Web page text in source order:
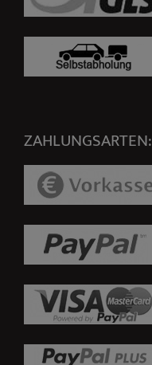
ZAHLUNGSARTEN: